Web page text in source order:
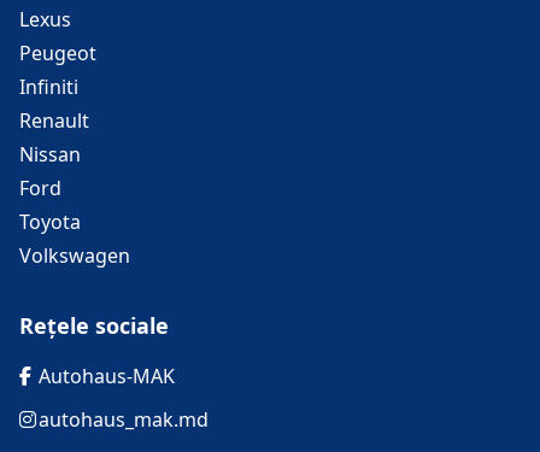
Lexus
Peugeot
Infiniti
Renault
Nissan
Ford
Toyota
Volkswagen
Rețele sociale
Autohaus-MAK
autohaus_mak.md